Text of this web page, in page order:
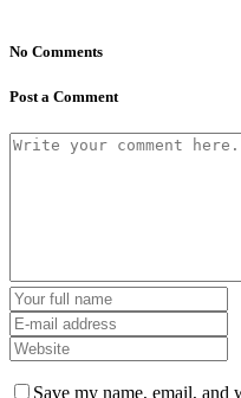
No Comments
Post a Comment
Save my name, email, and